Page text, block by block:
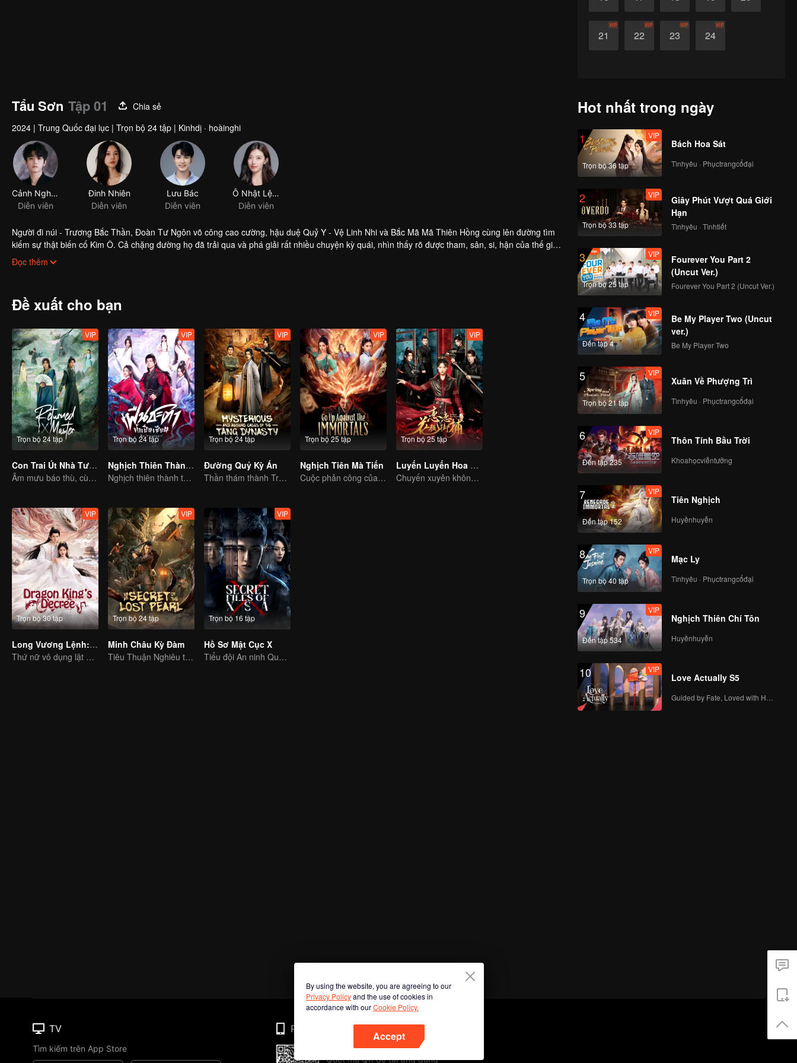
21
VIP
22
VIP
23
VIP
24
VIP
Tẩu Sơn Tập 01
Chia sẻ
2024 | Trung Quốc đại lục | Trọn bộ 24 tập | Kinhdị · hoàinghi
Cảnh Nghiệp Đình
Diễn viên
Đinh Nhiên
Diễn viên
Lưu Bác
Diễn viên
Ô Nhật Lệ Cách
Diễn viên
Người đi núi - Trương Bắc Thần, Đoàn Tư Ngôn võ công cao cường, hậu duệ Quỷ Y - Vệ Linh Nhi và Bắc Mã Mã Thiên Hồng cùng lên đường tìm
kiếm sự thật biến cố Kim Ô. Cả chặng đường họ đã trải qua và phá giải rất nhiều chuyện kỳ quái, nhìn thấy rõ được tham, sân, si, hận của thế gian,
cũng cảm nhận được tình cảm quý giá giữa người với người.
Đọc thêm
Đề xuất cho bạn
Trọn bộ 24 tập
VIP
Con Trai Út Nhà Tướng Quân
Âm mưu báo thù, cùng kết tình nghĩa
Trọn bộ 24 tập
VIP
Nghịch Thiên Thành Tiên (Bản Tiếng Thái)
Nghịch thiên thành thần chẳng có gì lạ
Trọn bộ 24 tập
VIP
Đường Quỷ Kỳ Án
Thần thám thành Trường An giải mã kỳ án thời thịnh thế
Trọn bộ 25 tập
VIP
Nghịch Tiên Mà Tiến
Cuộc phản công của thiếu niên nghèo giết tiên đầy ly kỳ
Trọn bộ 25 tập
VIP
Luyến Luyến Hoa Nhan Ngự Bổ
Chuyến xuyên không của cô gái theo đuổi bốn chàng đẹp trai
Trọn bộ 30 tập
VIP
Long Vương Lệnh: Nàng Chỉ Thuộc Về Ta
Thứ nữ vô dụng lật ngược thế cờ!
Trọn bộ 24 tập
VIP
Minh Châu Kỳ Đàm
Tiêu Thuận Nghiêu thám hiểm tìm kho báu, phá lời nguyền máu
Trọn bộ 16 tập
VIP
Hồ Sơ Mật Cục X
Tiểu đội An ninh Quốc gia đập tan âm mưu gián điệp
Hot nhất trong ngày
1
Trọn bộ 36 tập
VIP
Bách Hoa Sát
Tìnhyêu · Phụctrangcổđại
2
Trọn bộ 33 tập
VIP
Giây Phút Vượt Quá Giới
Hạn
Tìnhyêu · Tìnhtiết
3
Trọn bộ 25 tập
VIP
Fourever You Part 2
(Uncut Ver.)
Fourever You Part 2 (Uncut Ver.)
4
Đến tập 4
VIP
Be My Player Two (Uncut
ver.)
Be My Player Two
5
Trọn bộ 21 tập
VIP
Xuân Về Phượng Trì
Tìnhyêu · Phụctrangcổđại
6
Đến tập 235
VIP
Thôn Tính Bầu Trời
Khoahọcviễntưởng
7
Đến tập 152
VIP
Tiên Nghịch
Huyềnhuyễn
8
Trọn bộ 40 tập
VIP
Mạc Ly
Tìnhyêu · Phụctrangcổđại
9
Đến tập 534
VIP
Nghịch Thiên Chí Tôn
Huyềnhuyễn
10 VIP
Love Actually S5
By using the website, you are agreeing to our
Privacy Policyand the use of cookies in
accordance with ourCookie Policy.
Accept
TV
Tìm kiếm trên App Store
Phone
Quét mã QR để tải ứng dụng